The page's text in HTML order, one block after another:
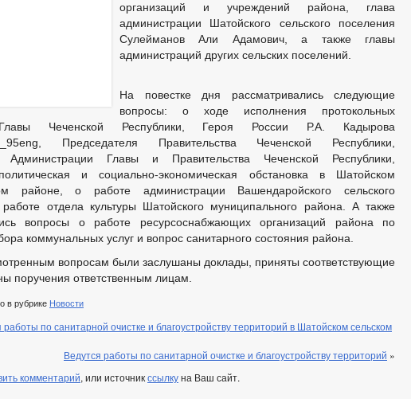
организаций и учреждений района, глава
администрации Шатойского сельского поселения
Сулейманов Али Адамович, а также главы
администраций других сельских поселений.
На повестке дня рассматривались следующие
вопросы: о ходе исполнения протокольных
Чеченской Республики, Героя России Р.А. Кадырова
Председателя Правительства Чеченской Республики,
Администрации Главы и Правительства Чеченской Республики,
и социально-экономическая обстановка в Шатойском
районе, о работе администрации Вашендаройского сельского
отдела культуры Шатойского муниципального района. А также
вопросы о работе ресурсоснабжающих организаций района по
коммунальных услуг и вопрос санитарного состояния района.
вопросам были заслушаны доклады, приняты соответствующие
поручения ответственным лицам.
в рубрике Новости
по санитарной очистке и благоустройству территорий в Шатойском сельском
Ведутся работы по санитарной очистке и благоустройству территорий »
комментарий, или источникссылкуна Ваш сайт.